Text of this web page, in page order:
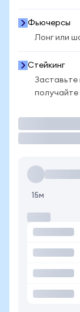
Фьючерсы
Лонг или
Стейкинг
15м